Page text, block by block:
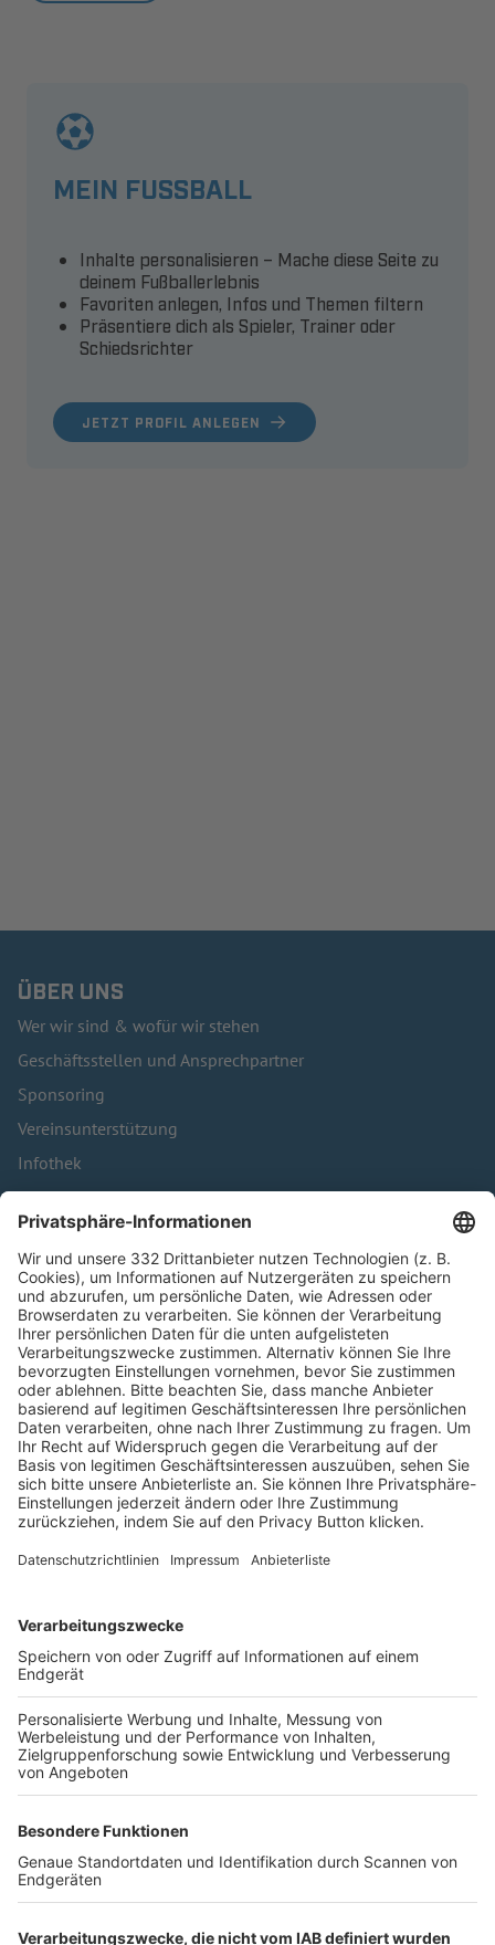
MEIN FUSSBALL
JETZT PROFIL ANLEGEN
Inhalte personalisieren – Mache diese Seite zu
deinem Fußballerlebnis
Favoriten anlegen, Infos und Themen filtern
Präsentiere dich als Spieler, Trainer oder
Schiedsrichter
ÜBER UNS
Wer wir sind & wofür wir stehen
Geschäftsstellen und Ansprechpartner
Sponsoring
Vereinsunterstützung
Infothek
Kontakt
HÄUFIG BESUCHTE SEITEN
Pässe und Vereinswechsel
Trainerausbildung
Schulungsangebot Vereinsmitarbeiter
BFV-Geschäftsstellen
Trainerbörse
Login SpielPlus
FOLGE DEM BFV
TOP-VEREINE
TOP-PARTNER